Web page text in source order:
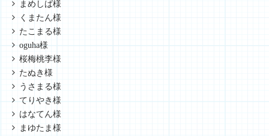
まめしば様
くまたん様
たこまる様
oguha様
桜梅桃李様
たぬき様
うさまる様
てりやき様
はなてん様
まゆたま様